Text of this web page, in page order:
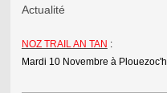
Actualité
NOZ TRAIL AN TAN :
Mardi 10 Novembre à Plouezoc'h